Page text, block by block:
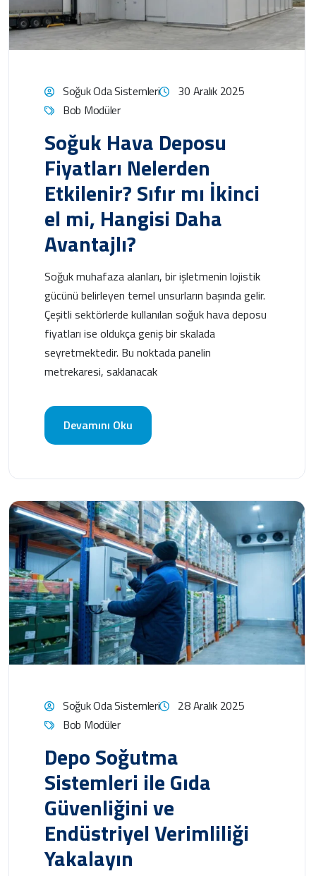
Soğuk Oda Sistemleri
30 Aralık 2025
Bob Modüler
Soğuk Hava Deposu
Fiyatları Nelerden
Etkilenir? Sıfır mı İkinci
el mi, Hangisi Daha
Avantajlı?
Soğuk muhafaza alanları, bir işletmenin lojistik
gücünü belirleyen temel unsurların başında gelir.
Çeşitli sektörlerde kullanılan soğuk hava deposu
fiyatları ise oldukça geniş bir skalada
seyretmektedir. Bu noktada panelin
metrekaresi, saklanacak
Devamını Oku
Soğuk Oda Sistemleri
28 Aralık 2025
Bob Modüler
Depo Soğutma
Sistemleri ile Gıda
Güvenliğini ve
Endüstriyel Verimliliği
Yakalayın